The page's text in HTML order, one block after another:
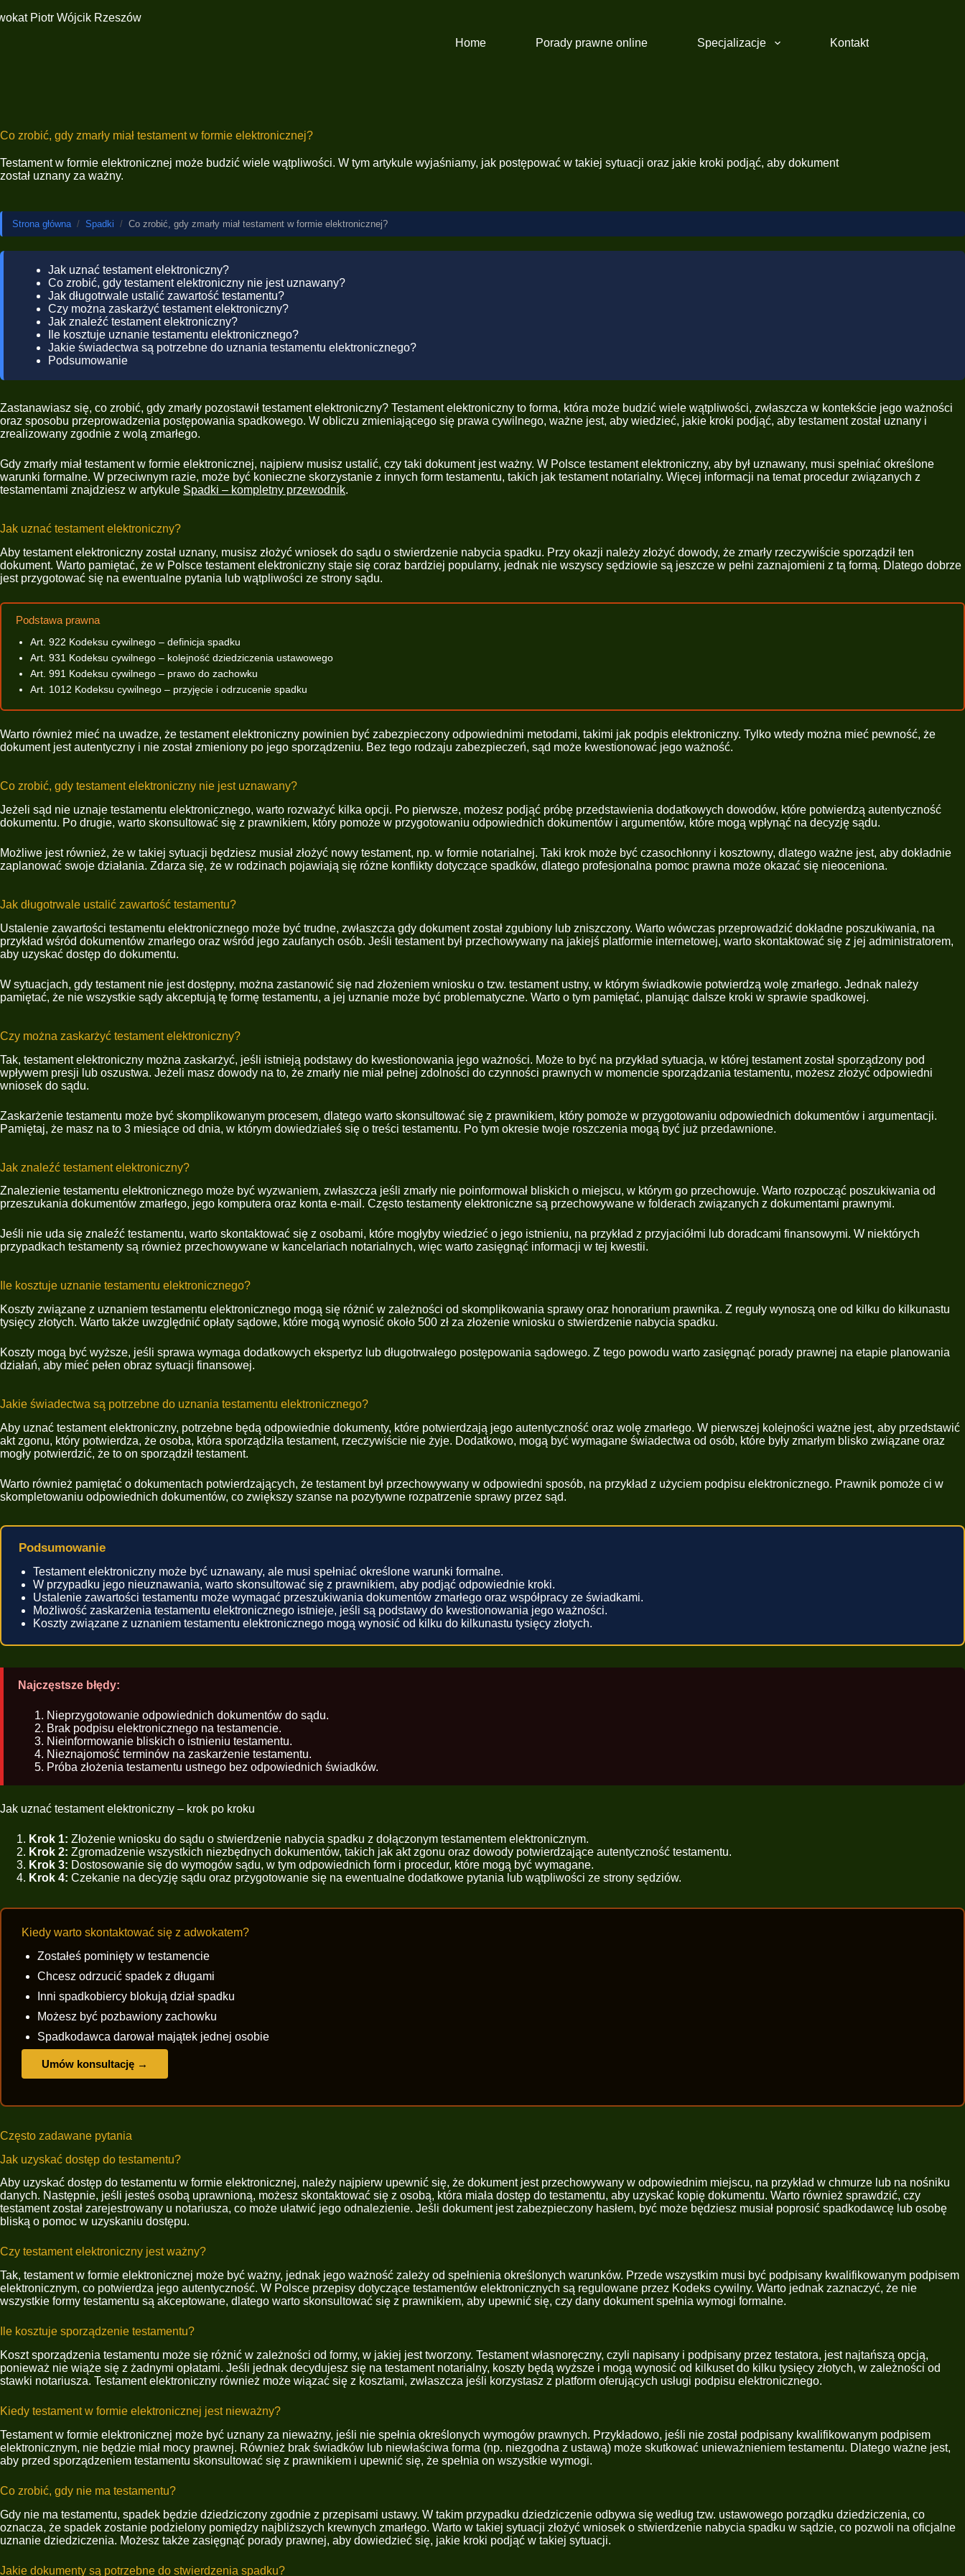
do
Home
Porady prawne online Specjalizacje Kontakt
Co zrobić, gdy zmarły miał testament w formie elektronicznej?
Testament w formie elektronicznej może budzić wiele wątpliwości. W tym artykule wyjaśniamy, jak postępować w takiej sytuacji oraz jakie kroki podjąć, aby dokument
został uznany za ważny.
Strona główna / Spadki / Co zrobić, gdy zmarły miał testament w formie elektronicznej?
Jak uznać testament elektroniczny?
Co zrobić, gdy testament elektroniczny nie jest uznawany?
Jak długotrwale ustalić zawartość testamentu?
Czy można zaskarżyć testament elektroniczny?
Jak znaleźć testament elektroniczny?
Ile kosztuje uznanie testamentu elektronicznego?
Jakie świadectwa są potrzebne do uznania testamentu elektronicznego?
Podsumowanie
Zastanawiasz się, co zrobić, gdy zmarły pozostawił testament elektroniczny? Testament elektroniczny to forma, która może budzić wiele wątpliwości, zwłaszcza w kontekście jego ważności
oraz sposobu przeprowadzenia postępowania spadkowego. W obliczu zmieniającego się prawa cywilnego, ważne jest, aby wiedzieć, jakie kroki podjąć, aby testament został uznany i
zrealizowany zgodnie z wolą zmarłego.
Gdy zmarły miał testament w formie elektronicznej, najpierw musisz ustalić, czy taki dokument jest ważny. W Polsce testament elektroniczny, aby był uznawany, musi spełniać określone
warunki formalne. W przeciwnym razie, może być konieczne skorzystanie z innych form testamentu, takich jak testament notarialny. Więcej informacji na temat procedur związanych z
testamentami znajdziesz w artykule Spadki – kompletny przewodnik.
Jak uznać testament elektroniczny?
Aby testament elektroniczny został uznany, musisz złożyć wniosek do sądu o stwierdzenie nabycia spadku. Przy okazji należy złożyć dowody, że zmarły rzeczywiście sporządził ten
dokument. Warto pamiętać, że w Polsce testament elektroniczny staje się coraz bardziej popularny, jednak nie wszyscy sędziowie są jeszcze w pełni zaznajomieni z tą formą. Dlatego dobrze
jest przygotować się na ewentualne pytania lub wątpliwości ze strony sądu.
Podstawa prawna
Art. 922 Kodeksu cywilnego – definicja spadku
Art. 931 Kodeksu cywilnego – kolejność dziedziczenia ustawowego
Art. 991 Kodeksu cywilnego – prawo do zachowku
Art. 1012 Kodeksu cywilnego – przyjęcie i odrzucenie spadku
Warto również mieć na uwadze, że testament elektroniczny powinien być zabezpieczony odpowiednimi metodami, takimi jak podpis elektroniczny. Tylko wtedy można mieć pewność, że
dokument jest autentyczny i nie został zmieniony po jego sporządzeniu. Bez tego rodzaju zabezpieczeń, sąd może kwestionować jego ważność.
Co zrobić, gdy testament elektroniczny nie jest uznawany?
Jeżeli sąd nie uznaje testamentu elektronicznego, warto rozważyć kilka opcji. Po pierwsze, możesz podjąć próbę przedstawienia dodatkowych dowodów, które potwierdzą autentyczność
dokumentu. Po drugie, warto skonsultować się z prawnikiem, który pomoże w przygotowaniu odpowiednich dokumentów i argumentów, które mogą wpłynąć na decyzję sądu.
Możliwe jest również, że w takiej sytuacji będziesz musiał złożyć nowy testament, np. w formie notarialnej. Taki krok może być czasochłonny i kosztowny, dlatego ważne jest, aby dokładnie
zaplanować swoje działania. Zdarza się, że w rodzinach pojawiają się różne konflikty dotyczące spadków, dlatego profesjonalna pomoc prawna może okazać się nieoceniona.
Jak długotrwale ustalić zawartość testamentu?
Ustalenie zawartości testamentu elektronicznego może być trudne, zwłaszcza gdy dokument został zgubiony lub zniszczony. Warto wówczas przeprowadzić dokładne poszukiwania, na
przykład wśród dokumentów zmarłego oraz wśród jego zaufanych osób. Jeśli testament był przechowywany na jakiejś platformie internetowej, warto skontaktować się z jej administratorem,
aby uzyskać dostęp do dokumentu.
W sytuacjach, gdy testament nie jest dostępny, można zastanowić się nad złożeniem wniosku o tzw. testament ustny, w którym świadkowie potwierdzą wolę zmarłego. Jednak należy
pamiętać, że nie wszystkie sądy akceptują tę formę testamentu, a jej uznanie może być problematyczne. Warto o tym pamiętać, planując dalsze kroki w sprawie spadkowej.
Czy można zaskarżyć testament elektroniczny?
Tak, testament elektroniczny można zaskarżyć, jeśli istnieją podstawy do kwestionowania jego ważności. Może to być na przykład sytuacja, w której testament został sporządzony pod
wpływem presji lub oszustwa. Jeżeli masz dowody na to, że zmarły nie miał pełnej zdolności do czynności prawnych w momencie sporządzania testamentu, możesz złożyć odpowiedni
wniosek do sądu.
Zaskarżenie testamentu może być skomplikowanym procesem, dlatego warto skonsultować się z prawnikiem, który pomoże w przygotowaniu odpowiednich dokumentów i argumentacji.
Pamiętaj, że masz na to 3 miesiące od dnia, w którym dowiedziałeś się o treści testamentu. Po tym okresie twoje roszczenia mogą być już przedawnione.
Jak znaleźć testament elektroniczny?
Znalezienie testamentu elektronicznego może być wyzwaniem, zwłaszcza jeśli zmarły nie poinformował bliskich o miejscu, w którym go przechowuje. Warto rozpocząć poszukiwania od
przeszukania dokumentów zmarłego, jego komputera oraz konta e-mail. Często testamenty elektroniczne są przechowywane w folderach związanych z dokumentami prawnymi.
Jeśli nie uda się znaleźć testamentu, warto skontaktować się z osobami, które mogłyby wiedzieć o jego istnieniu, na przykład z przyjaciółmi lub doradcami finansowymi. W niektórych
przypadkach testamenty są również przechowywane w kancelariach notarialnych, więc warto zasięgnąć informacji w tej kwestii.
Ile kosztuje uznanie testamentu elektronicznego?
Koszty związane z uznaniem testamentu elektronicznego mogą się różnić w zależności od skomplikowania sprawy oraz honorarium prawnika. Z reguły wynoszą one od kilku do kilkunastu
tysięcy złotych. Warto także uwzględnić opłaty sądowe, które mogą wynosić około 500 zł za złożenie wniosku o stwierdzenie nabycia spadku.
Koszty mogą być wyższe, jeśli sprawa wymaga dodatkowych ekspertyz lub długotrwałego postępowania sądowego. Z tego powodu warto zasięgnąć porady prawnej na etapie planowania
działań, aby mieć pełen obraz sytuacji finansowej.
Jakie świadectwa są potrzebne do uznania testamentu elektronicznego?
Aby uznać testament elektroniczny, potrzebne będą odpowiednie dokumenty, które potwierdzają jego autentyczność oraz wolę zmarłego. W pierwszej kolejności ważne jest, aby przedstawić
akt zgonu, który potwierdza, że osoba, która sporządziła testament, rzeczywiście nie żyje. Dodatkowo, mogą być wymagane świadectwa od osób, które były zmarłym blisko związane oraz
mogły potwierdzić, że to on sporządził testament.
Warto również pamiętać o dokumentach potwierdzających, że testament był przechowywany w odpowiedni sposób, na przykład z użyciem podpisu elektronicznego. Prawnik pomoże ci w
skompletowaniu odpowiednich dokumentów, co zwiększy szanse na pozytywne rozpatrzenie sprawy przez sąd.
Podsumowanie
Testament elektroniczny może być uznawany, ale musi spełniać określone warunki formalne.
W przypadku jego nieuznawania, warto skonsultować się z prawnikiem, aby podjąć odpowiednie kroki.
Ustalenie zawartości testamentu może wymagać przeszukiwania dokumentów zmarłego oraz współpracy ze świadkami.
Możliwość zaskarżenia testamentu elektronicznego istnieje, jeśli są podstawy do kwestionowania jego ważności.
Koszty związane z uznaniem testamentu elektronicznego mogą wynosić od kilku do kilkunastu tysięcy złotych.
Najczęstsze błędy:
Nieprzygotowanie odpowiednich dokumentów do sądu.
Brak podpisu elektronicznego na testamencie.
Nieinformowanie bliskich o istnieniu testamentu.
Nieznajomość terminów na zaskarżenie testamentu.
Próba złożenia testamentu ustnego bez odpowiednich świadków.
Jak uznać testament elektroniczny – krok po kroku
Krok 1: Złożenie wniosku do sądu o stwierdzenie nabycia spadku z dołączonym testamentem elektronicznym.
Krok 2: Zgromadzenie wszystkich niezbędnych dokumentów, takich jak akt zgonu oraz dowody potwierdzające autentyczność testamentu.
Krok 3: Dostosowanie się do wymogów sądu, w tym odpowiednich form i procedur, które mogą być wymagane.
Krok 4: Czekanie na decyzję sądu oraz przygotowanie się na ewentualne dodatkowe pytania lub wątpliwości ze strony sędziów.
Kiedy warto skontaktować się z adwokatem?
Zostałeś pominięty w testamencie
Chcesz odrzucić spadek z długami
Inni spadkobiercy blokują dział spadku
Możesz być pozbawiony zachowku
Spadkodawca darował majątek jednej osobie
Umów konsultację →
Często zadawane pytania
Jak uzyskać dostęp do testamentu?
Aby uzyskać dostęp do testamentu w formie elektronicznej, należy najpierw upewnić się, że dokument jest przechowywany w odpowiednim miejscu, na przykład w chmurze lub na nośniku
danych. Następnie, jeśli jesteś osobą uprawnioną, możesz skontaktować się z osobą, która miała dostęp do testamentu, aby uzyskać kopię dokumentu. Warto również sprawdzić, czy
testament został zarejestrowany u notariusza, co może ułatwić jego odnalezienie. Jeśli dokument jest zabezpieczony hasłem, być może będziesz musiał poprosić spadkodawcę lub osobę
bliską o pomoc w uzyskaniu dostępu.
Czy testament elektroniczny jest ważny?
Tak, testament w formie elektronicznej może być ważny, jednak jego ważność zależy od spełnienia określonych warunków. Przede wszystkim musi być podpisany kwalifikowanym podpisem
elektronicznym, co potwierdza jego autentyczność. W Polsce przepisy dotyczące testamentów elektronicznych są regulowane przez Kodeks cywilny. Warto jednak zaznaczyć, że nie
wszystkie formy testamentu są akceptowane, dlatego warto skonsultować się z prawnikiem, aby upewnić się, czy dany dokument spełnia wymogi formalne.
Ile kosztuje sporządzenie testamentu?
Koszt sporządzenia testamentu może się różnić w zależności od formy, w jakiej jest tworzony. Testament własnoręczny, czyli napisany i podpisany przez testatora, jest najtańszą opcją,
ponieważ nie wiąże się z żadnymi opłatami. Jeśli jednak decydujesz się na testament notarialny, koszty będą wyższe i mogą wynosić od kilkuset do kilku tysięcy złotych, w zależności od
stawki notariusza. Testament elektroniczny również może wiązać się z kosztami, zwłaszcza jeśli korzystasz z platform oferujących usługi podpisu elektronicznego.
Kiedy testament w formie elektronicznej jest nieważny?
Testament w formie elektronicznej może być uznany za nieważny, jeśli nie spełnia określonych wymogów prawnych. Przykładowo, jeśli nie został podpisany kwalifikowanym podpisem
elektronicznym, nie będzie miał mocy prawnej. Również brak świadków lub niewłaściwa forma (np. niezgodna z ustawą) może skutkować unieważnieniem testamentu. Dlatego ważne jest,
aby przed sporządzeniem testamentu skonsultować się z prawnikiem i upewnić się, że spełnia on wszystkie wymogi.
Co zrobić, gdy nie ma testamentu?
Gdy nie ma testamentu, spadek będzie dziedziczony zgodnie z przepisami ustawy. W takim przypadku dziedziczenie odbywa się według tzw. ustawowego porządku dziedziczenia, co
oznacza, że spadek zostanie podzielony pomiędzy najbliższych krewnych zmarłego. Warto w takiej sytuacji złożyć wniosek o stwierdzenie nabycia spadku w sądzie, co pozwoli na oficjalne
uznanie dziedziczenia. Możesz także zasięgnąć porady prawnej, aby dowiedzieć się, jakie kroki podjąć w takiej sytuacji.
Jakie dokumenty są potrzebne do stwierdzenia spadku?